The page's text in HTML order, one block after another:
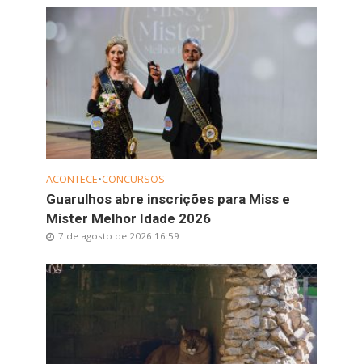
ACONTECE•CONCURSOS
Guarulhos abre inscrições para Miss e
Mister Melhor Idade 2026
7 de agosto de 2026 16:59